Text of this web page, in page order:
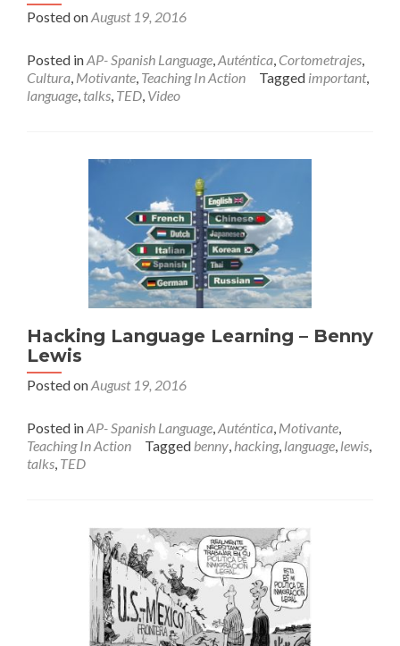
Posted onAugust 19, 2016
Posted inAP- Spanish Language,Auténtica, Cortometrajes,
Cultura, Motivante, Teaching In Action Tagged important,
language, talks, TED, Video
Hacking Language Learning – Benny
Lewis
Posted onAugust 19, 2016
Posted inAP- Spanish Language,Auténtica, Motivante,
Teaching In Action
Tagged benny, hacking, language, lewis,
talks, TED